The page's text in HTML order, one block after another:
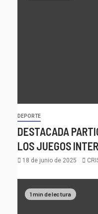
DEPORTE
DESTACADA
LOS JUEGOS
18 de junio de 2025
1 min de lectura